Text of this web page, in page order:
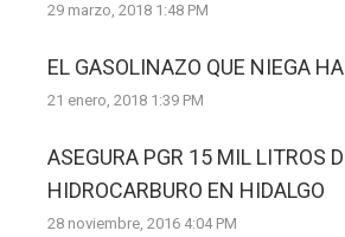
29 marzo, 2018 1:48 PM
EL GASOLINAZO QUE NIEGA
21 enero, 2018 1:39 PM
ASEGURA PGR 15 MIL LITROS
HIDROCARBURO EN HIDALGO
28 noviembre, 2016 4:04 PM